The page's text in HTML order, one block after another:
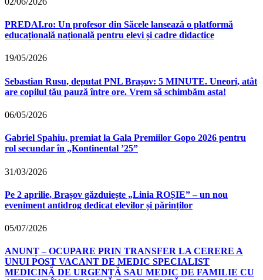
PREDAI.ro: Un profesor din Săcele lansează o platformă
educațională națională pentru elevi și cadre didactice
19/05/2026
Sebastian Rusu, deputat PNL Brașov: 5 MINUTE. Uneori, atât
are copilul tău pauză între ore. Vrem să schimbăm asta!
06/05/2026
Gabriel Spahiu, premiat la Gala Premiilor Gopo 2026 pentru
rol secundar în „Kontinental ’25”
31/03/2026
Pe 2 aprilie, Brașov găzduiește „Linia ROȘIE” – un nou
eveniment antidrog dedicat elevilor și părinților
05/07/2026
ANUNȚ – OCUPARE PRIN TRANSFER LA CERERE A
UNUI POST VACANT DE MEDIC SPECIALIST
MEDICINĂ DE URGENȚĂ SAU MEDIC DE FAMILIE CU